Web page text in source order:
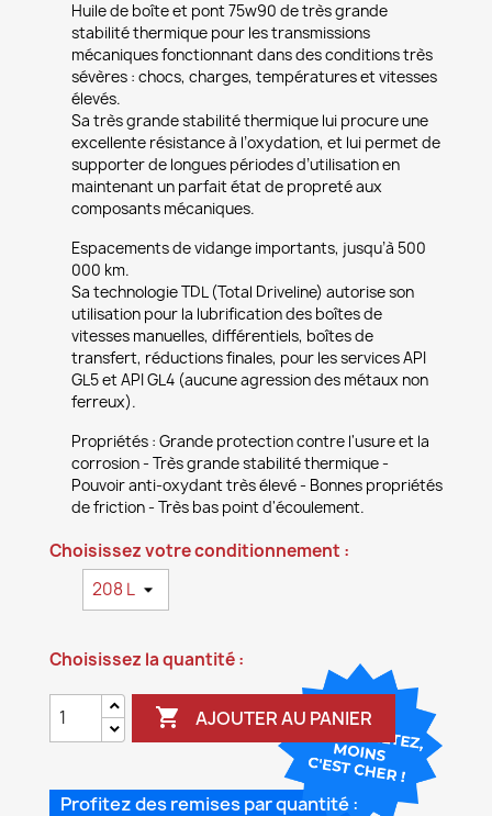
Huile de boîte et pont 75w90 de très grande
stabilité thermique pour les transmissions
mécaniques fonctionnant dans des conditions très
sévères : chocs, charges, températures et vitesses
élevés.
Sa très grande stabilité thermique lui procure une
excellente résistance à l’oxydation, et lui permet de
supporter de longues périodes d’utilisation en
maintenant un parfait état de propreté aux
composants mécaniques.
Espacements de vidange importants, jusqu’à 500
000 km.
Sa technologie TDL (Total Driveline) autorise son
utilisation pour la lubrification des boîtes de
vitesses manuelles, différentiels, boîtes de
transfert, réductions finales, pour les services API
GL5 et API GL4 (aucune agression des métaux non
ferreux).
Propriétés : Grande protection contre l'usure et la
corrosion - Très grande stabilité thermique -
Pouvoir anti-oxydant très élevé - Bonnes propriétés
de friction - Très bas point d'écoulement.
Choisissez votre conditionnement :
Choisissez la quantité :
 AJOUTER AU PANIER
Profitez des remises par quantité :